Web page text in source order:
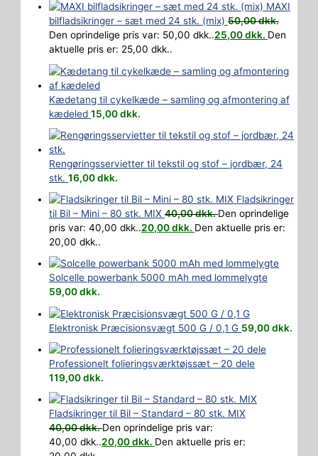
MAXI
bilfladsikringer – sæt med 24 stk. (mix) 50,00dkk.
Den oprindelige pris var: 50,00 dkk..25,00dkk. Den
aktuelle pris er: 25,00 dkk..
Kædetang til cykelkæde – samling og afmontering af
kædeled 15,00dkk.
Rengøringsservietter til tekstil og stof – jordbær, 24
stk. 16,00dkk.
Fladsikringer
til Bil – Mini – 80 stk. MIX 40,00dkk.Den oprindelige
pris var: 40,00 dkk..20,00dkk. Den aktuelle pris er:
20,00 dkk..
Solcelle powerbank 5000 mAh med lommelygte
59,00dkk.
Elektronisk Præcisionsvægt 500 G / 0,1 G 59,00dkk.
Professionelt folieringsværktøjssæt – 20 dele
119,00dkk.
Fladsikringer til Bil – Standard – 80 stk. MIX
40,00dkk.Den oprindelige pris var:
40,00 dkk..20,00dkk. Den aktuelle pris er: